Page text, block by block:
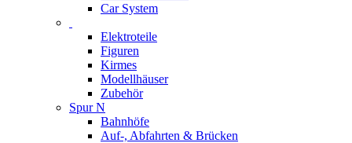
Car System
Elektroteile
Figuren
Kirmes
Modellhäuser
Zubehör
Spur N
Bahnhöfe
Auf-, Abfahrten & Brücken